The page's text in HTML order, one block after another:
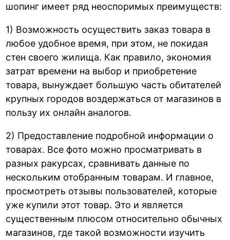
шопинг имеет ряд неоспоримых преимуществ:
1) Возможность осуществить заказ товара в
любое удобное время, при этом, не покидая
стен своего жилища. Как правило, экономия
затрат времени на выбор и приобретение
товара, вынуждает большую часть обитателей
крупных городов воздержаться от магазинов в
пользу их онлайн аналогов.
2) Предоставление подробной информации о
товарах. Все фото можно просматривать в
разных ракурсах, сравнивать данные по
нескольким отобранным товарам. И главное,
просмотреть отзывы пользователей, которые
уже купили этот товар. Это и является
существенным плюсом относительно обычных
магазинов, где такой возможности изучить